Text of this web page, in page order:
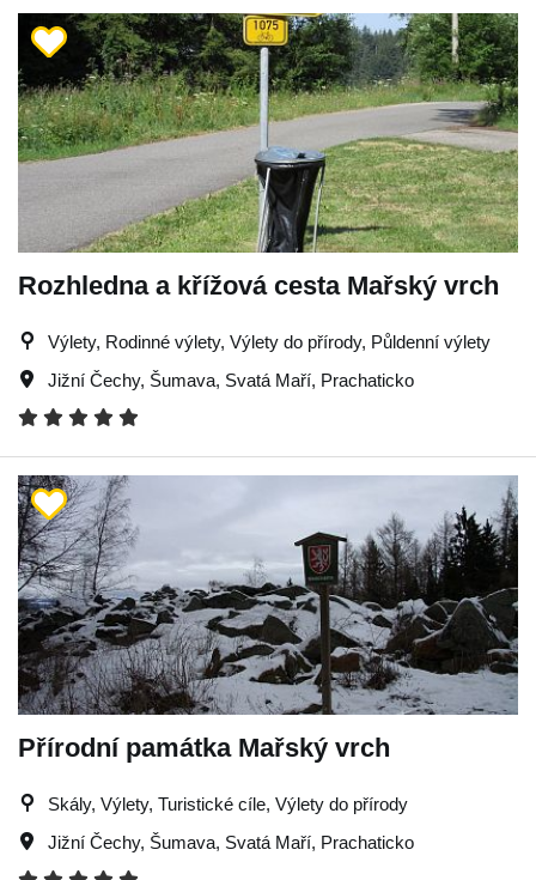
Rozhledna a křížová cesta Mařský vrch
Výlety, Rodinné výlety, Výlety do přírody, Půldenní výlety
Jižní Čechy, Šumava, Svatá Maří, Prachaticko
Přírodní památka Mařský vrch
Skály, Výlety, Turistické cíle, Výlety do přírody
Jižní Čechy, Šumava, Svatá Maří, Prachaticko